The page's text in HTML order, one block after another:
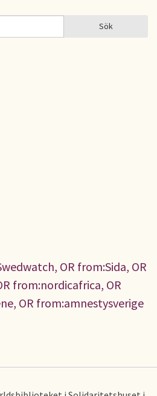
Sök
OR from:Sida, OR
from:nordicafrica, OR
OR from:amnestysverige